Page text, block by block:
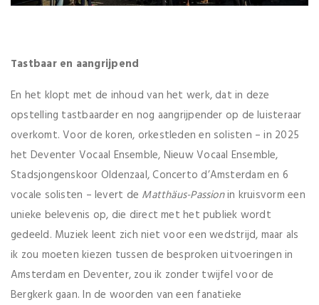
Tastbaar en aangrijpend
En het klopt met de inhoud van het werk, dat in deze
opstelling tastbaarder en nog aangrijpender op de luisteraar
overkomt. Voor de koren, orkestleden en solisten – in 2025
het Deventer Vocaal Ensemble, Nieuw Vocaal Ensemble,
Stadsjongenskoor Oldenzaal, Concerto d’Amsterdam en 6
vocale solisten – levert de Matthäus-Passionin kruisvorm een
unieke belevenis op, die direct met het publiek wordt
gedeeld. Muziek leent zich niet voor een wedstrijd, maar als
ik zou moeten kiezen tussen de besproken uitvoeringen in
Amsterdam en Deventer, zou ik zonder twijfel voor de
Bergkerk gaan. In de woorden van een fanatieke